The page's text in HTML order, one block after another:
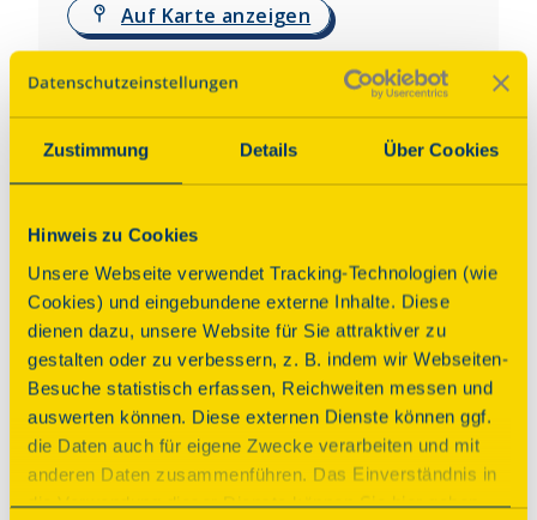
Zustimmung Details Über Cookies
Hinweis zu Cookies
Unsere Webseite verwendet Tracking-Technologien (wie
Cookies) und eingebundene externe Inhalte. Diese
dienen dazu, unsere Website für Sie attraktiver zu
gestalten oder zu verbessern, z. B. indem wir Webseiten-
Besuche statistisch erfassen, Reichweiten messen und
auswerten können. Diese externen Dienste können ggf.
die Daten auch für eigene Zwecke verarbeiten und mit
anderen Daten zusammenführen. Das Einverständnis in
die Verwendung dieser Dienste können Sie hier geben.
Auf Karte anzeigen
Über dieses Denkmal
Das Ruhbender Wohnhaus wurde im Jahre 1700 im
Fachwerkstil erbaut. Auf der 2,73 Ar großen
1709 eine Scheune, Stallung und Barren. Im Jahre
1834 kamen die Schweineställe hinzu, die mit
einem Schuppen überbaut wurden. Bis 1964
bewohnten z. T. bis zu vier Generationen der
„Familie Ruhbender“ gleichzeitig in dem kleinen
Wohnhaus. Heute ist es das Ruhbenderhaus ein
Museum des bäuerlichen Lebens.
Programm